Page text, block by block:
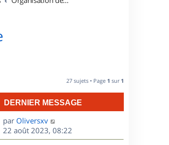
27 sujets • Page 1 sur 1
DERNIER MESSAGE
D
e
r
par Oliversxv
22 août 2023, 08:22